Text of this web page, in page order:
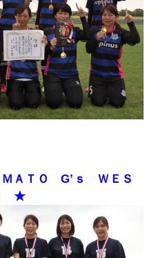
ＴＯ G’ｓ ＷＥＳ
★